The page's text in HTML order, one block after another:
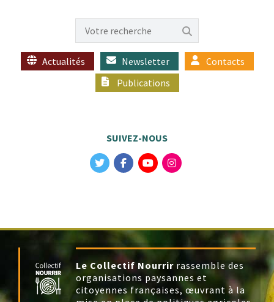
Actualités Newsletter
Contacts
Publications
SUIVEZ-NOUS
Le Collectif Nourrir rassemble des
organisations paysannes et
citoyennes françaises, œuvrant à la